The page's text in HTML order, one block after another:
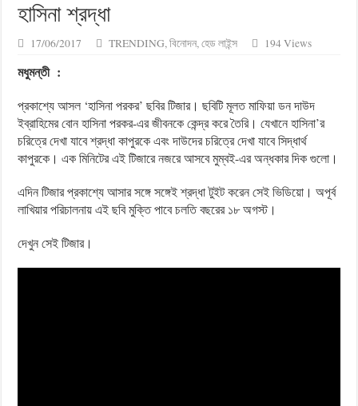
হাসিনা শ্রদ্ধা
17/06/2017 TRENDING,বিনোদন,হেড লাইন্স 194 Views
মধুমন্তী :
প্রকাশ্যে আসল ‘হাসিনা পরকর’ ছবির টিজার। ছবিটি মূলত মাফিয়া ডন দাউদ
ইব্রাহিমের বোন হাসিনা পরকর-এর জীবনকে কেন্দ্র করে তৈরি। যেখানে হাসিনা’র
চরিত্রে দেখা যাবে শ্রদ্ধা কাপুরকে এবং দাউদের চরিত্রে দেখা যাবে সিদ্ধার্থ
কাপুরকে। এক মিনিটের এই টিজারে নজরে আসবে মুম্বই-এর অন্ধকার দিক গুলো।
এদিন টিজার প্রকাশ্যে আসার সঙ্গে সঙ্গেই শ্রদ্ধা টুইট করেন সেই ভিডিয়ো। অপূর্ব
লাখিয়ার পরিচালনায় এই ছবি মুক্তি পাবে চলতি বছরের ১৮ অগস্ট।
দেখুন সেই টিজার।